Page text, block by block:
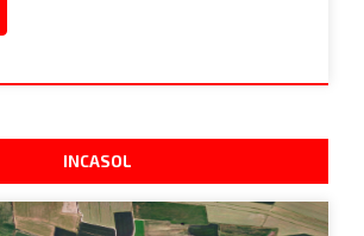
INCASOL